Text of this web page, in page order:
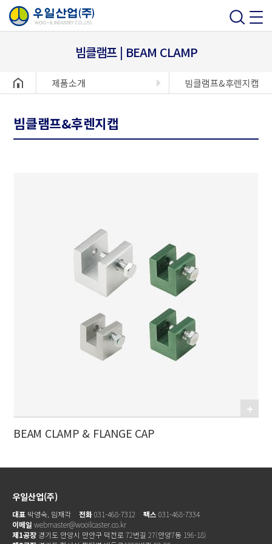
빔클램프 | BEAM CLAMP
헤더설정 제품소개 빔클램프&후렌지캡
빔클램프&후렌지캡
BEAM CLAMP & FLANGE CAP
우일산업(주)
대표 박영숙, 임재각 전화031-468-7312 팩스 031-468-7334
이메일 webmaster@wooilcaster.co.kr
제1공장 경기도 안양시 만안구 덕천로 72번길 27(안양7동 196-18)